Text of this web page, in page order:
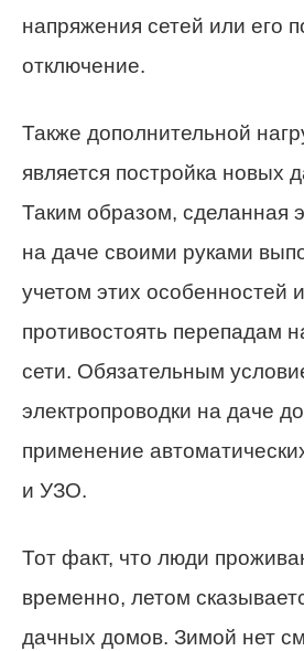
напряжения сетей или его
отключение.
Также дополнительной
является постройка новых
Таким образом, сделанная
на даче своими руками
учетом этих особенностей
противостоять перепадам
сети. Обязательным
электропроводки на даче
применение
и УЗО.
Тот факт, что люди
временно, летом
дачных домов. Зимой нет